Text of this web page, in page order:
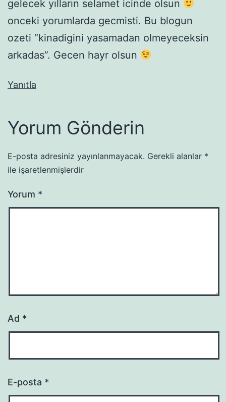
gelecek yılların selamet icinde olsun
onceki yorumlarda gecmisti. Bu blogun
ozeti “kinadigini yasamadan olmeyeceksin
arkadas”. Gecen hayr olsun
Yanıtla
Yorum Gönderin
E-posta adresiniz yayınlanmayacak. Gerekli alanlar *
ile işaretlenmişlerdir
Yorum *
Ad *
E-posta *